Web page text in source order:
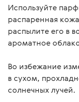
Используйте
распаренная
распылите его в
ароматное
Во избежание
в сухом,
солнечных лучей.